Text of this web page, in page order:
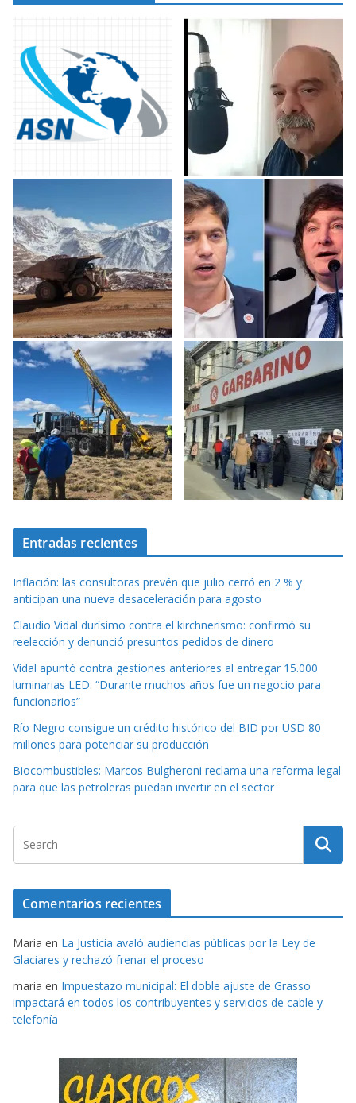
Entradas recientes
Inflación: las consultoras prevén que julio cerró en 2 % y
anticipan una nueva desaceleración para agosto
Claudio Vidal durísimo contra el kirchnerismo: confirmó su
reelección y denunció presuntos pedidos de dinero
Vidal apuntó contra gestiones anteriores al entregar 15.000
luminarias LED: “Durante muchos años fue un negocio para
funcionarios”
Río Negro consigue un crédito histórico del BID por USD 80
millones para potenciar su producción
Biocombustibles: Marcos Bulgheroni reclama una reforma legal
para que las petroleras puedan invertir en el sector
Comentarios recientes
Maria en La Justicia avaló audiencias públicas por la Ley de
Glaciares y rechazó frenar el proceso
maria en Impuestazo municipal: El doble ajuste de Grasso
impactará en todos los contribuyentes y servicios de cable y
telefonía